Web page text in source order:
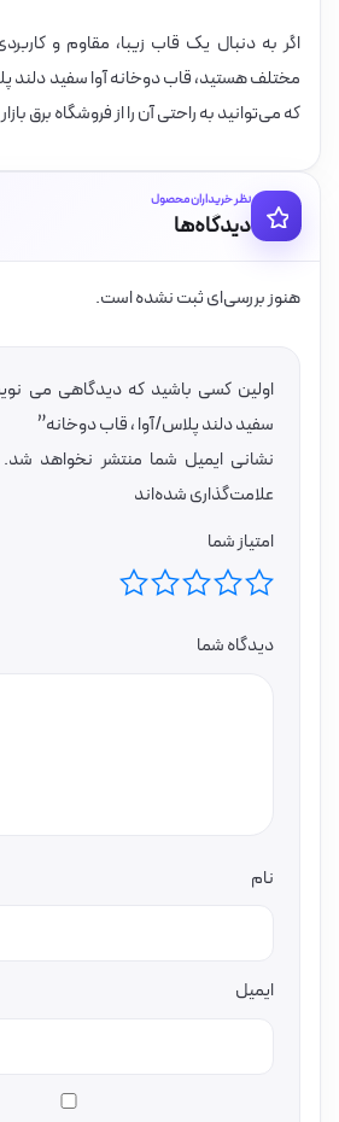
اگر به دنبال یک قاب زیبا، مقاوم و
مختلف هستید، قاب دوخانه آوا سفید دلند
که می‌توانید به راحتی آن را از فروشگاه برق
نظر خریداران محصول
دیدگاه‌ها
هنوز بررسی‌ای ثبت نشده است.
اولین کسی باشید که دیدگاهی می
سفید دلند پلاس/آوا ، قاب دوخانه”
نشانی ایمیل شما منتشر نخواهد شد.
علامت‌گذاری شده‌اند
امتیاز شما
دیدگاه شما
نام
ایمیل